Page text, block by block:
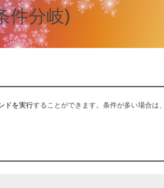
件分岐)
ドを実行することができます。条件が多い場合は